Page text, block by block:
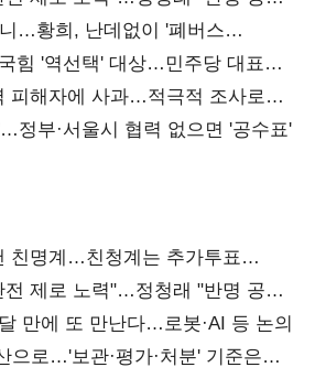
…황희, 난데없이 '폐버스
힘 '역선택' 대상…민주당 대표로
피해자에 사과…적극적 조사로
정부·서울시 협력 없으면 '공수표'
친명계…친청계는 추가투표
전 제로 노력"…정청래 "반명 공세
만에 또 만난다…로봇·AI 등 논의
으로…'보관·평가·처분' 기준은